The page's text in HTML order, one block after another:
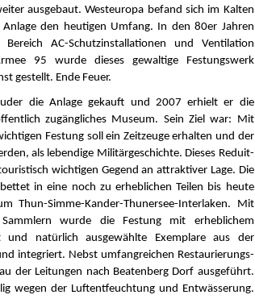
ausgebaut. Westeuropa befand sich im Kalten
den heutigen Umfang. In den 80er Jahren
AC-Schutzinstallationen und Ventilation
95 wurde dieses gewaltige Festungswerk
gestellt. Ende Feuer.
die Anlage gekauft und 2007 erhielt er die
zugängliches Museum. Sein Ziel war: Mit
Festung soll ein Zeitzeuge erhalten und der
als lebendige Militärgeschichte. Dieses Reduit-
wichtigen Gegend an attraktiver Lage. Die
in eine noch zu erheblichen Teilen bis heute
Thun-Simme-Kander-Thunersee-Interlaken. Mit
wurde die Festung mit erheblichem
und natürlich ausgewählte Exemplare aus der
integriert. Nebst umfangreichen Restaurierungs-
der Leitungen nach Beatenberg Dorf ausgeführt.
wegen der Luftentfeuchtung und Entwässerung.